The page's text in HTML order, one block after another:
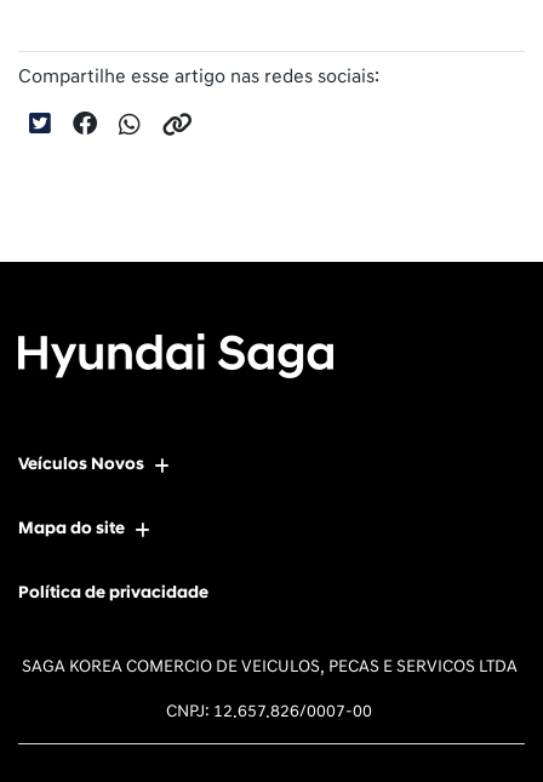
Compartilhe esse artigo nas redes sociais:
Veículos Novos
Mapa do site
Política de privacidade
SAGA KOREA COMERCIO DE VEICULOS, PECAS E SERVICOS LTDA
CNPJ: 12.657.826/0007-00